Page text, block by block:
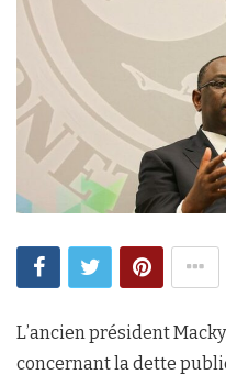
L’ancien président
concernant la dette